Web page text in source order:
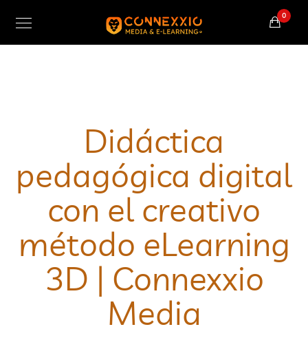
0
Didáctica
pedagógica digital
con el creativo
método eLearning
3D | Connexxio
Media